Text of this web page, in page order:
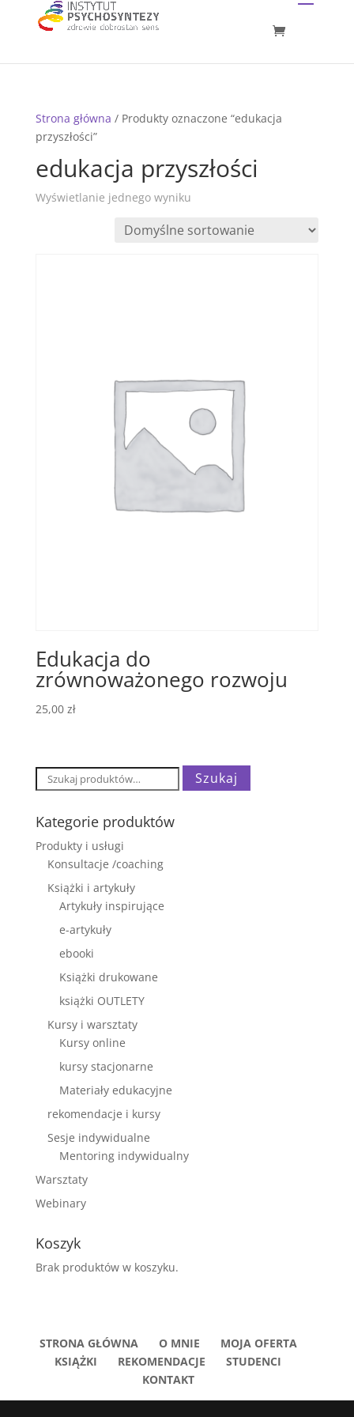
Strona główna / Produkty oznaczone “edukacja
przyszłości”
edukacja przyszłości
Wyświetlanie jednego wyniku
Edukacja do
zrównoważonego rozwoju
25,00 zł
Szukaj: Szukaj
Kategorie produktów
Produkty i usługi
Konsultacje /coaching
Książki i artykuły
Artykuły inspirujące
e-artykuły
ebooki
Książki drukowane
książki OUTLETY
Kursy i warsztaty
Kursy online
kursy stacjonarne
Materiały edukacyjne
rekomendacje i kursy
Sesje indywidualne
Mentoring indywidualny
Warsztaty
Webinary
Koszyk
Brak produktów w koszyku.
STRONA GŁÓWNA O MNIE
MOJA OFERTA
KSIĄŻKI
REKOMENDACJE
STUDENCI
KONTAKT